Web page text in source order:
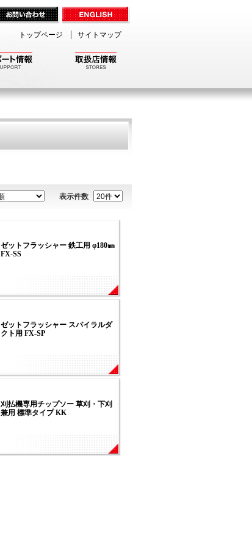
トップページ サイトマップ
表示件数
ゼットフラッシャー 鉄工用 φ180㎜
FX-SS
ゼットフラッシャー スパイラルダ
クト用 FX-SP
刈払機専用チップソー 草刈・下刈
兼用 標準タイプ KK